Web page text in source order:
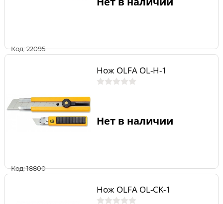
Код: 22095
Код: 18800
Нож OLFA OL-H-1
Нет в наличии
Нож OLFA OL-CK-1